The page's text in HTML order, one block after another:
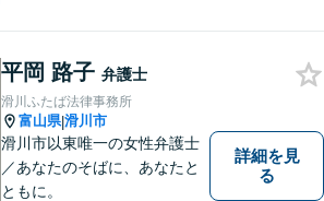
平岡 路子 弁護士
滑川ふたば法律事務所
富山県|滑川市
滑川市以東唯一の女性弁護士
／あなたのそばに、あなたと
ともに。
詳細を見
る